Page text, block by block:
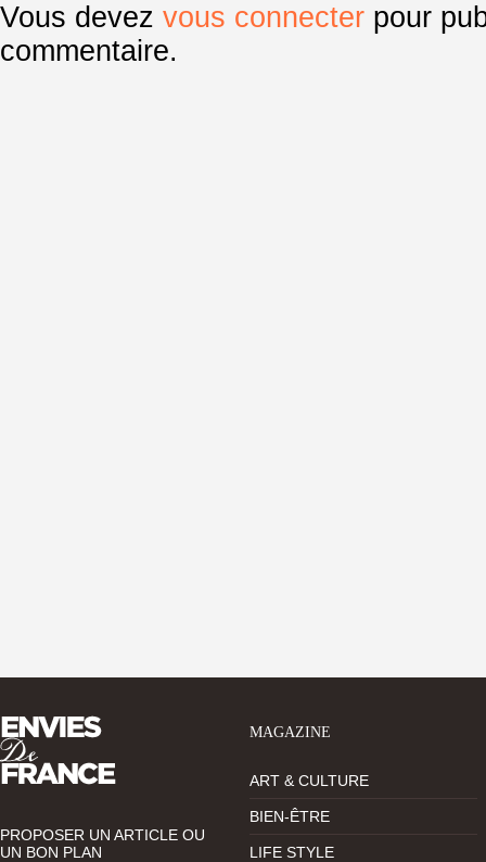
Vous devez vous connecter pour
commentaire.
PROPOSER UN ARTICLE OU
UN BON PLAN
MAGAZINE
ART & CULTURE
BIEN-ÊTRE
LIFE STYLE